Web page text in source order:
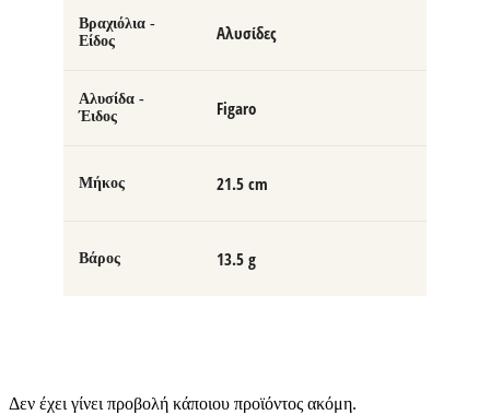
Βραχιόλια -
Είδος
Αλυσίδες
Αλυσίδα -
Έιδος
Figaro
Μήκος 21.5 cm
Βάρος 13.5 g
Δεν έχει γίνει προβολή κάποιου προϊόντος ακόμη.